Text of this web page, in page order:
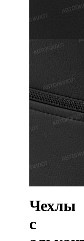
Чехлы
с